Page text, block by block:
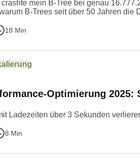
mein B-Tree bei genau
B-Trees seit über 50 Jahren
18 Min
Optimierung
Ladezeiten über 3 Sekunden
8 Min